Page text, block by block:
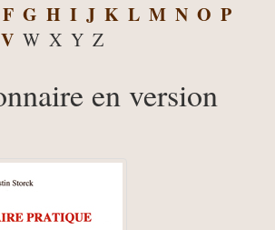
F G H I J K L M N O P
V W X Y Z
en version